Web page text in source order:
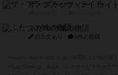
ザ・フラッフィー・ライト
ふたつの城の物語
紹介文あり 6件の投稿